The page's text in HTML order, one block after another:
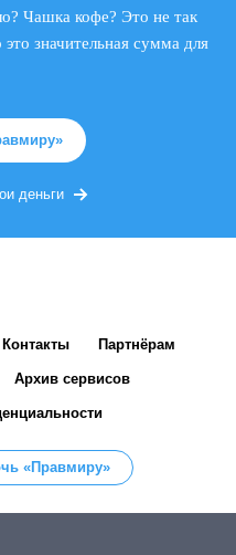
Чашка кофе? Это не так
значительная сумма для
деньги
Контакты Партнёрам
Архив сервисов
«Правмиру»